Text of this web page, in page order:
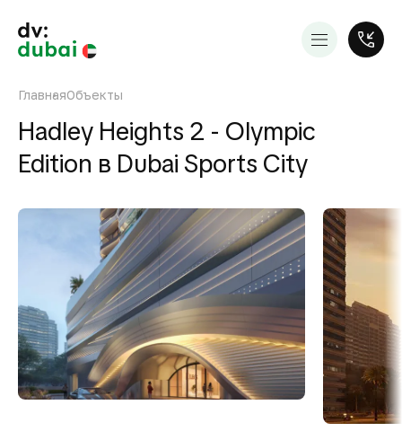
ГлавнаяОбъекты
Hadley Heights 2 - Olympic
Edition в Dubai Sports City